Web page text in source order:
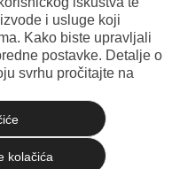
Izrada web shopa
i usluge koji
Kako biste upravljali
postavke. Detalje o
svrhu pročitajte na
kolačića